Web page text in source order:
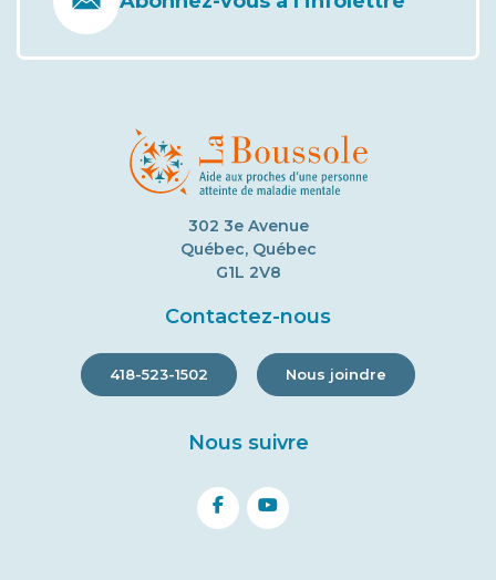
302 3e Avenue
Québec, Québec
G1L 2V8
Contactez-nous
418-523-1502 Nous joindre
Nous suivre
facebookyoutube